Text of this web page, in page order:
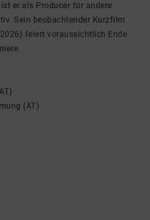
er als Producer für andere
Sein beobachtender Kurzfilm
feiert voraussichtlich Ende
(AT)